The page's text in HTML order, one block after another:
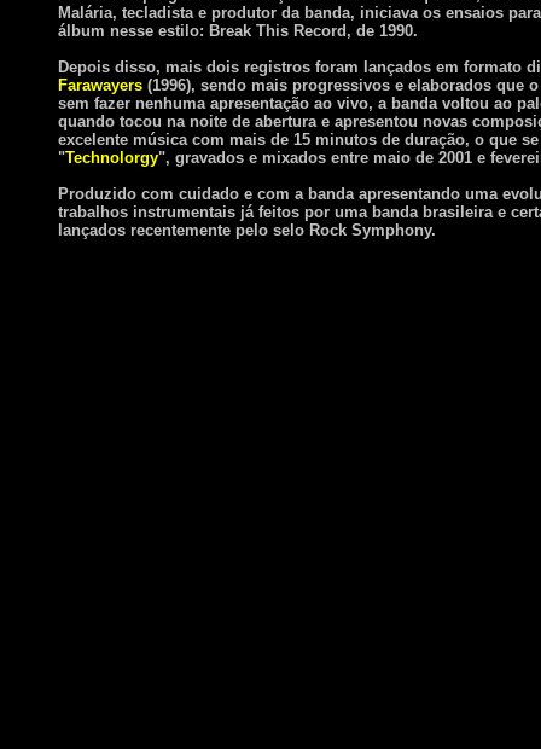
Malária, tecladista e produtor da banda, iniciava os ensaios
álbum nesse estilo: Break This Record, de 1990.
Depois disso, mais dois registros foram lançados em formato
Farawayers(1996), sendo mais progressivos e elaborados que
sem fazer nenhuma apresentação ao vivo, a banda voltou ao
quando tocou na noite de abertura e apresentou novas
excelente música com mais de 15 minutos de duração, o que
"Technolorgy", gravados e mixados entre maio de 2001 e
Produzido com cuidado e com a banda apresentando uma
trabalhos instrumentais já feitos por uma banda brasileira e
lançados recentemente pelo selo Rock Symphony.